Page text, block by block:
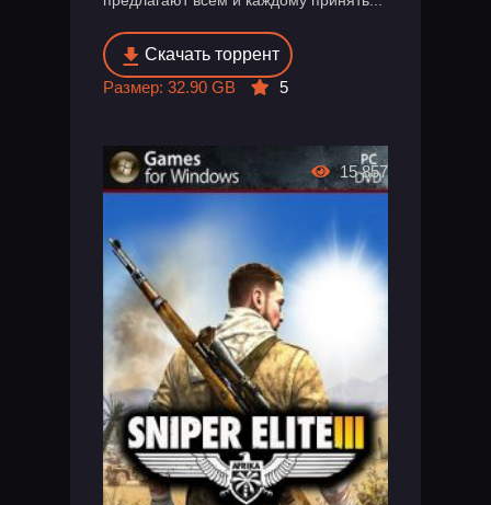
Скачать торрент
Размер: 32.90 GB
5
15 857